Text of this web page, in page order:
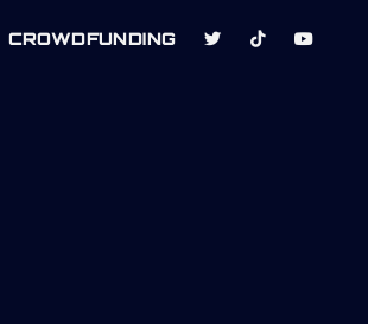
CROWDFUNDING